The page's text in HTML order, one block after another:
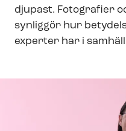
djupast. Fotografier
synliggör hur
experter har i